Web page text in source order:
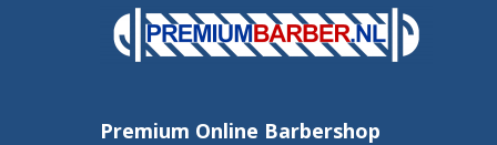
Premium Online Barbershop